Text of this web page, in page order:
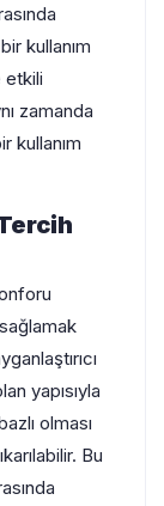
kullanım
etkili
zamanda
kullanım
yapısıyla
olması
Bu